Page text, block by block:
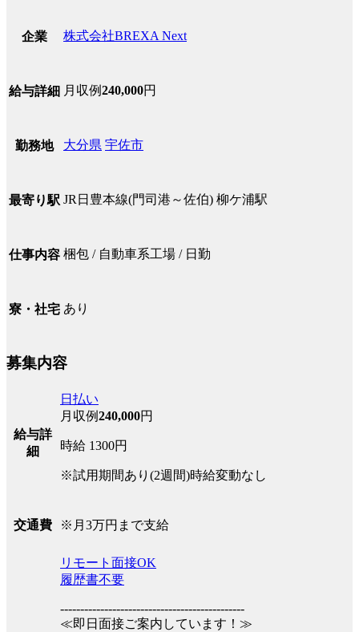
企業 株式会社BREXA Next
給与詳細 月収例240,000円
勤務地 大分県 宇佐市
最寄り駅 JR日豊本線(門司港～佐伯) 柳ケ浦駅
仕事内容 梱包 / 自動車系工場 / 日勤
寮・社宅 あり
募集内容
給与詳
細
日払い
月収例240,000円
時給 1300円
※試用期間あり(2週間)時給変動なし
交通費 ※月3万円まで支給
リモート面接OK
履歴書不要
----------------------------------------------
≪即日面接ご案内しています！≫